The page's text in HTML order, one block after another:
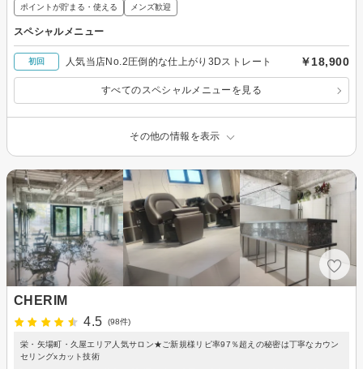
ポイントが貯まる・使える メンズ歓迎
スペシャルメニュー
初回 人気当店No.2圧倒的な仕上がり3Dストレート ￥18,900
すべてのスペシャルメニューを見る
その他の情報を表示
CHERIM
4.5
(98件)
栄・矢場町・久屋エリア人気サロン★ご新規様リピ率97％超えの秘密は丁寧なカウン
セリングxカット技術